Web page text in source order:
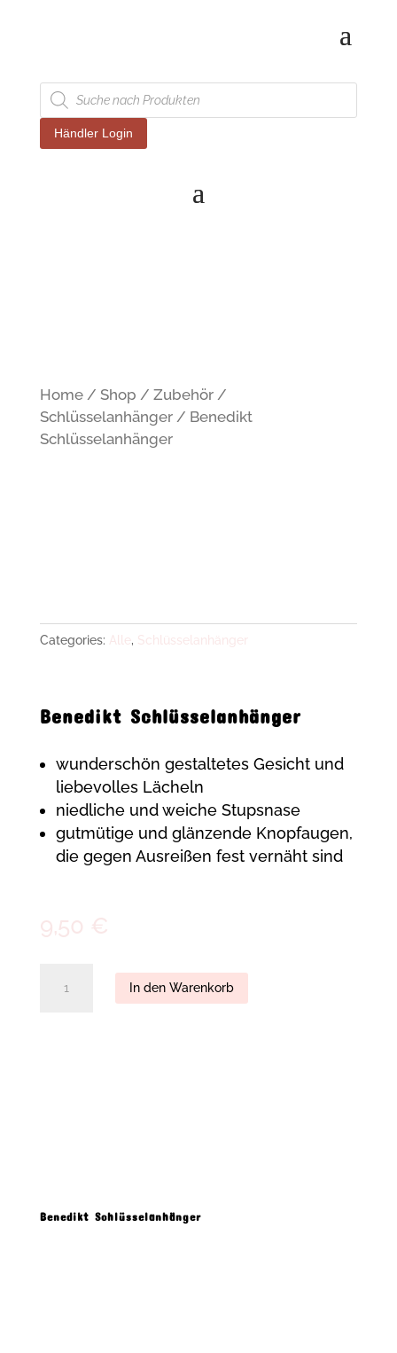
Products
search
Händler Login
Home/ Shop / Zubehör/
Schlüsselanhänger/ Benedikt
Schlüsselanhänger
Categories: Alle , Schlüsselanhänger
Benedikt Schlüsselanhänger
wunderschön gestaltetes Gesicht und
liebevolles Lächeln
niedliche und weiche Stupsnase
gutmütige und glänzende Knopfaugen,
die gegen Ausreißen fest vernäht sind
9,50 €
SchlüsselanhängerIn den Warenkorb
Benedikt Schlüsselanhänger